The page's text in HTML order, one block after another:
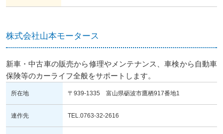
株式会社山本モータース
新車・中古車の販売から修理やメンテナンス、車検から自動車
保険等のカーライフ全般をサポートします。
所在地 〒939-1335 富山県砺波市鷹栖917番地1
連作先 TEL.0763-32-2616